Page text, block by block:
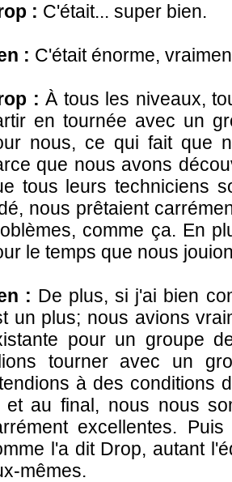
: C'était... super bien.
: C'était énorme,
: À tous les niveaux,
en tournée avec un
nous, ce qui fait que
que nous avons
tous leurs techniciens
nous prêtaient
comme ça. En
le temps que nous
: De plus, si j'ai bien
un plus; nous avions
pour un groupe
tourner avec un
à des conditions
et au final, nous nous
excellentes.
l'a dit Drop, autant
mêmes.